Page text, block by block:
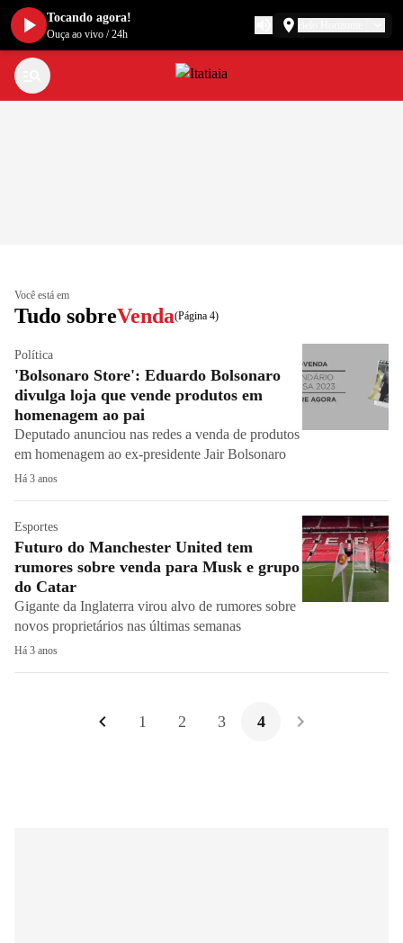
Você está em
Tudo sobreVenda(Página 4)
Política
'Bolsonaro Store': Eduardo Bolsonaro
divulga loja que vende produtos em
homenagem ao pai
Deputado anunciou nas redes a venda de produtos
em homenagem ao ex-presidente Jair Bolsonaro
Há 3 anos
Esportes
Futuro do Manchester United tem
rumores sobre venda para Musk e grupo
do Catar
Gigante da Inglaterra virou alvo de rumores sobre
novos proprietários nas últimas semanas
Há 3 anos
1 2 3 4
Tocando agora!
Ouça ao vivo /24h